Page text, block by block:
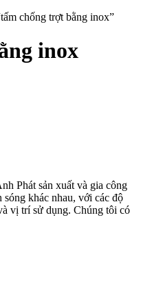
chống trợt bằng inox”
inox
Phát sản xuất và gia công
sóng khác nhau, với các độ
vị trí sử dụng. Chúng tôi có